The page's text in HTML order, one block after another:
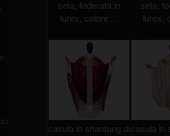
seta, foderata in
lurex, colore ...
seta,
lurex,
casula in shantung di casula in